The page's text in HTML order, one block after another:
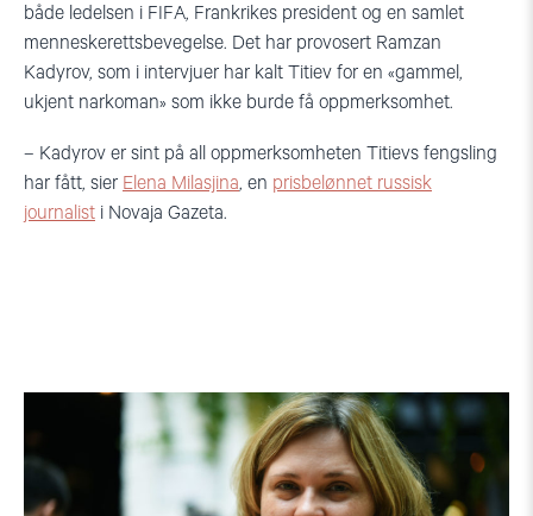
både ledelsen i FIFA, Frankrikes president og en samlet
menneskerettsbevegelse. Det har provosert Ramzan
Kadyrov, som i intervjuer har kalt Titiev for en «gammel,
ukjent narkoman» som ikke burde få oppmerksomhet.
– Kadyrov er sint på all oppmerksomheten Titievs fengsling
har fått, sier Elena Milasjina, en prisbelønnet russisk
journalist i Novaja Gazeta.